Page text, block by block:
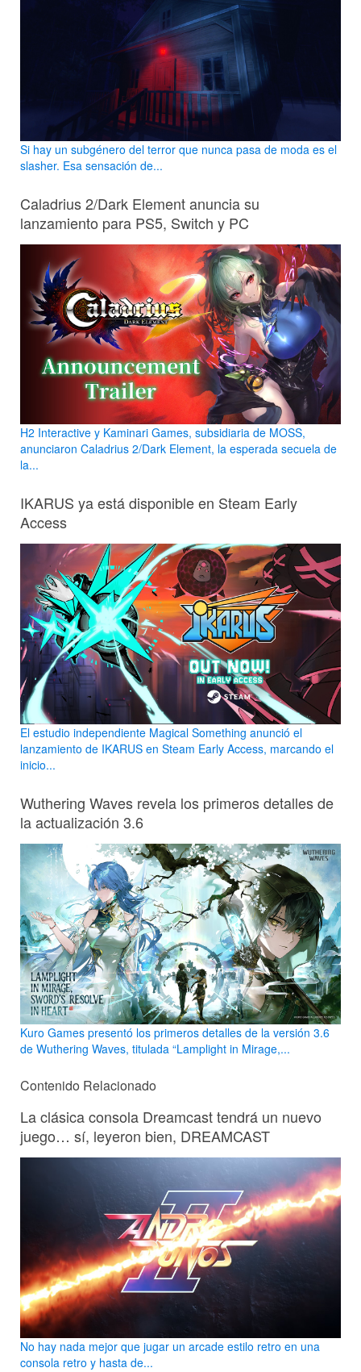
Si hay un subgénero del terror que nunca pasa de moda es el
slasher. Esa sensación de...
Caladrius 2/Dark Element anuncia su
lanzamiento para PS5, Switch y PC
H2 Interactive y Kaminari Games, subsidiaria de MOSS,
anunciaron Caladrius 2/Dark Element, la esperada secuela de
la...
IKARUS ya está disponible en Steam Early
Access
El estudio independiente Magical Something anunció el
lanzamiento de IKARUS en Steam Early Access, marcando el
inicio...
Wuthering Waves revela los primeros detalles de
la actualización 3.6
Kuro Games presentó los primeros detalles de la versión 3.6
de Wuthering Waves, titulada “Lamplight in Mirage,...
Contenido Relacionado
La clásica consola Dreamcast tendrá un nuevo
juego… sí, leyeron bien, DREAMCAST
No hay nada mejor que jugar un arcade estilo retro en una
consola retro y hasta de...